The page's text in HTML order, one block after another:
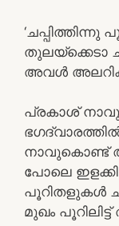
‘ചപ്പിത്തിന്നു
തുലയ്ക്കെടാ
അവൾ
പ്രകാശ് നാവു
നാവുകൊണ്ട്
പോലെ
പൂറിതളുകൾ
മുഖം